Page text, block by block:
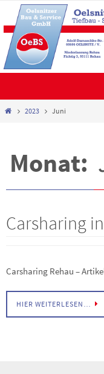
Inhalt
springen
Start2023 Juni
Monat:
Carsharing
Carsharing Rehau –
HIER WEITERLESEN…